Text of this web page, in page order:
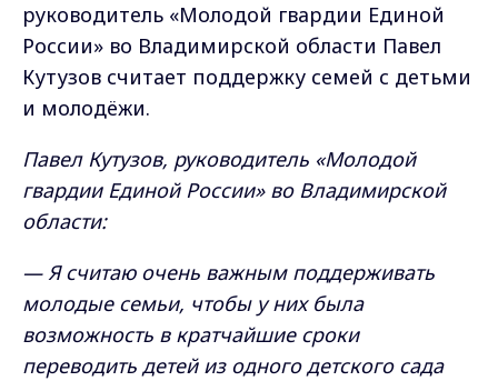
руководитель «Молодой гвардии Единой
России» во Владимирской области Павел
Кутузов считает поддержку семей с детьми
и молодёжи.
Павел Кутузов, руководитель «Молодой
гвардии Единой России» во Владимирской
области:
— Я считаю очень важным поддерживать
молодые семьи, чтобы у них была
возможность в кратчайшие сроки
переводить детей из одного детского сада